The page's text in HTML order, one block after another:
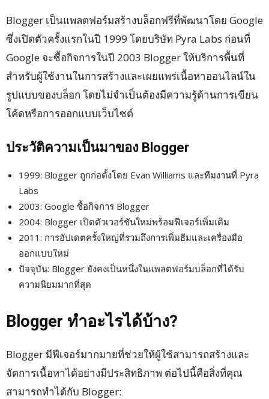
Blogger เป็นแพลตฟอร์มสร้างบล็อกฟรีที่พัฒนาโดย Google
ซึ่งเปิดตัวครั้งแรกในปี 1999 โดยบริษัท Pyra Labs ก่อนที่
Google จะซื้อกิจการในปี 2003 Blogger ให้บริการพื้นที่
สำหรับผู้ใช้งานในการสร้างและเผยแพร่เนื้อหาออนไลน์ใน
รูปแบบของบล็อก โดยไม่จำเป็นต้องมีความรู้ด้านการเขียน
โค้ดหรือการออกแบบเว็บไซต์
ประวัติความเป็นมาของ Blogger
1999: Blogger ถูกก่อตั้งโดย Evan Williams และทีมงานที่ Pyra
Labs
2003: Google ซื้อกิจการ Blogger
2004: Blogger เปิดตัวเวอร์ชันใหม่พร้อมฟีเจอร์เพิ่มเติม
2011: การอัปเดตครั้งใหญ่ที่รวมถึงการเพิ่มธีมและเครื่องมือ
ออกแบบใหม่
ปัจจุบัน: Blogger ยังคงเป็นหนึ่งในแพลตฟอร์มบล็อกที่ได้รับ
ความนิยมมากที่สุด
Blogger ทำอะไรได้บ้าง?
Blogger มีฟีเจอร์มากมายที่ช่วยให้ผู้ใช้สามารถสร้างและ
จัดการเนื้อหาได้อย่างมีประสิทธิภาพ ต่อไปนี้คือสิ่งที่คุณ
สามารถทำได้กับ Blogger: